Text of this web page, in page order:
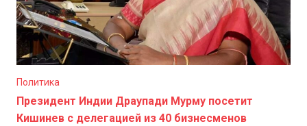
Политика
Президент Индии Драупади Мурму посетит
Кишинев с делегацией из 40 бизнесменов